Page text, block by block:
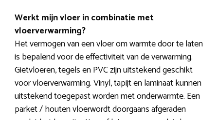
Werkt mijn vloer in combinatie met
vloerverwarming?
Het vermogen van een vloer om warmte door te laten
is bepalend voor de effectiviteit van de verwarming.
Gietvloeren, tegels en PVC zijn uitstekend geschikt
voor vloerverwarming. Vinyl, tapijt en laminaat kunnen
uitstekend toegepast worden met onderwarmte. Een
parket / houten vloerwordt doorgaans afgeraden